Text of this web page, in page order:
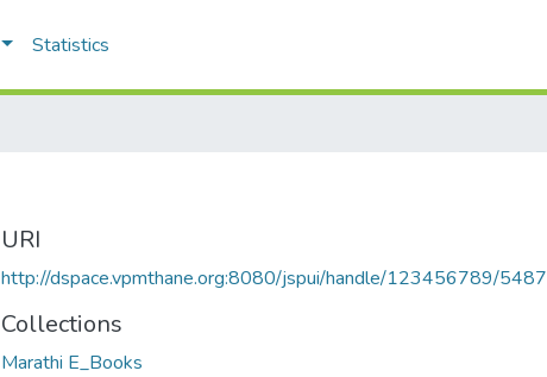
Statistics
URI
http://dspace.vpmthane.org:8080/jspui/handle/123456789/5487
Collections
Marathi E_Books